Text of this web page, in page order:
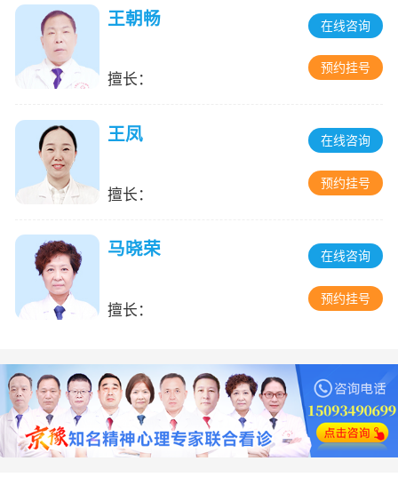
王朝畅
擅长：
在线咨询
预约挂号
王凤
擅长：
在线咨询
预约挂号
马晓荣
擅长：
在线咨询
预约挂号